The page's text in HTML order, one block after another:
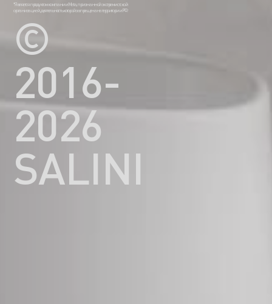
*Является продуктом компании Meta, признанной экстремистской
организацией, деятельность которой запрещена на территории РФ.
©
2016-
2026
SALINI